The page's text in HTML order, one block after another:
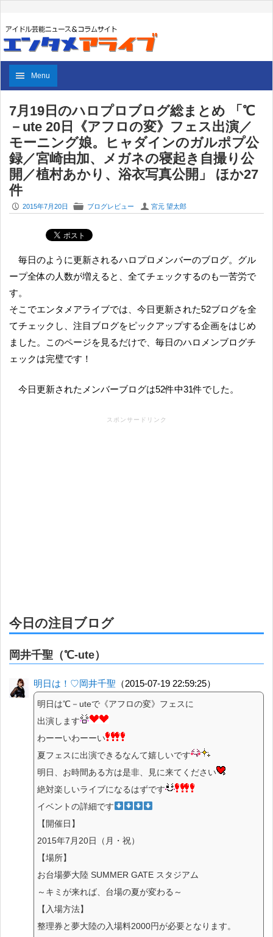
Menu
7月19日のハロプロブログ総まとめ 「℃
－ute 20日《アフロの変》フェス出演／
モーニング娘。ヒャダインのガルポプ公
録／宮崎由加、メガネの寝起き自撮り公
開／植村あかり、浴衣写真公開」 ほか27
件
P 2015年7月20日 F ブログレビュー U 宮元 望太郎
毎日のように更新されるハロプロメンバーのブログ。グル
ープ全体の人数が増えると、全てチェックするのも一苦労で
す。
そこでエンタメアライブでは、今日更新された52ブログを全
てチェックし、注目ブログをピックアップする企画をはじめ
ました。このページを見るだけで、毎日のハロメンブログチ
ェックは完璧です！
今日更新されたメンバーブログは52件中31件でした。
スポンサードリンク
今日の注目ブログ
岡井千聖（℃-ute）
明日は！♡岡井千聖 （2015-07-19 22:59:25）
明日は℃－uteで《アフロの変》フェスに
出演します
わーーいわーーい
夏フェスに出演できるなんて嬉しいです
明日、お時間ある方は是非、見に来てください
絶対楽しいライブになるはずです
イベントの詳細です
【開催日】
2015年7月20日（月・祝）
【場所】
お台場夢大陸 SUMMER GATE スタジアム
～キミが来れば、台場の夏が変わる～
【入場方法】
整理券と夢大陸の入場料2000円が必要となります。